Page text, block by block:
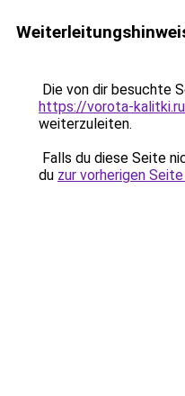
Die von dir besuchte
https://vorota-
weiterzuleiten.
Falls du diese Seite
du zur vorherigen